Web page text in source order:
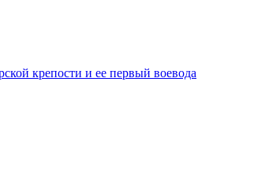
крепости и ее первый воевода